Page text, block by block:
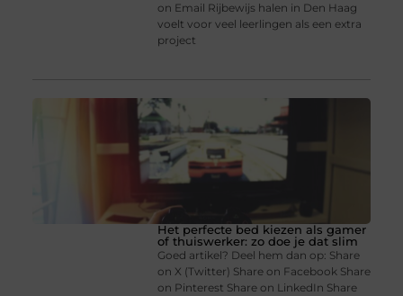
on Email Rijbewijs halen in Den Haag
voelt voor veel leerlingen als een extra
project
Het perfecte bed kiezen als gamer
of thuiswerker: zo doe je dat slim
Goed artikel? Deel hem dan op: Share
on X (Twitter) Share on Facebook Share
on Pinterest Share on LinkedIn Share